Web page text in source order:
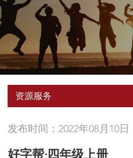
资源服务
发布时间：2022年08月10日
好字帮·四年级上册